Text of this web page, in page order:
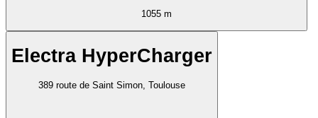
1055 m
Electra HyperCharger
389 route de Saint Simon, Toulouse